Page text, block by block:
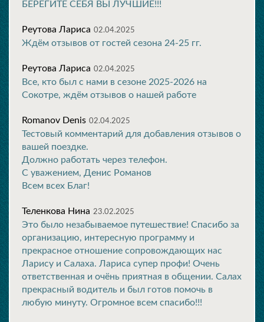
БЕРЕГИТЕ СЕБЯ ВЫ ЛУЧШИЕ!!!
Реутова Лариса 02.04.2025
Ждём отзывов от гостей сезона 24-25 гг.
Реутова Лариса 02.04.2025
Все, кто был с нами в сезоне 2025-2026 на
Сокотре, ждём отзывов о нашей работе
Romanov Denis 02.04.2025
Тестовый комментарий для добавления отзывов о
вашей поездке.
Должно работать через телефон.
С уважением, Денис Романов
Всем всех Благ!
Теленкова Нина 23.02.2025
Это было незабываемое путешествие! Спасибо за
организацию, интересную программу и
прекрасное отношение сопровождающих нас
Ларису и Салаха. Лариса супер профи! Очень
ответственная и очёнь приятная в общении. Салах
прекрасный водитель и был готов помочь в
любую минуту. Огромное всем спасибо!!!